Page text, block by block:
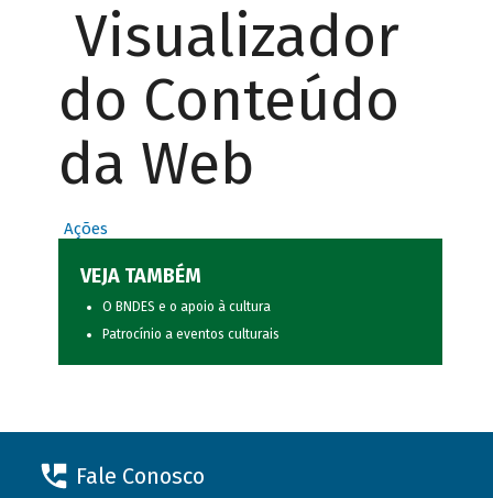
Visualizador
do Conteúdo
da Web
Ações
VEJA TAMBÉM
O BNDES e o apoio à cultura
Patrocínio a eventos culturais
Fale Conosco